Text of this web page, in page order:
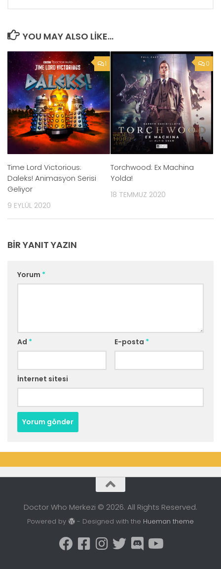
YOU MAY ALSO LIKE...
1
Time Lord Victorious:
Daleks! Animasyon Serisi
Geliyor
9 EYLÜL 2020
0
Torchwood: Ex Machina
Yolda!
18 TEMMUZ 2020
BIR YANIT YAZIN
Yorum *
Ad * E-posta *
İnternet sitesi
Doctor Who Merkezi © 2026. All Rights Reserved.
Powered by - Designed with the Hueman theme